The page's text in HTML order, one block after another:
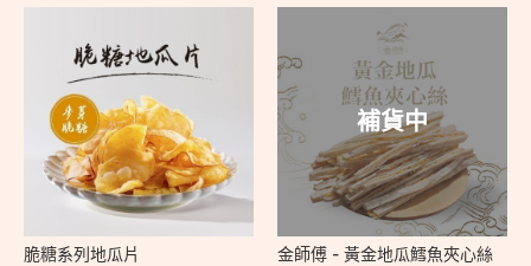
脆糖系列地瓜片
補貨中
金師傅 - 黃金地瓜鱈魚夾心絲